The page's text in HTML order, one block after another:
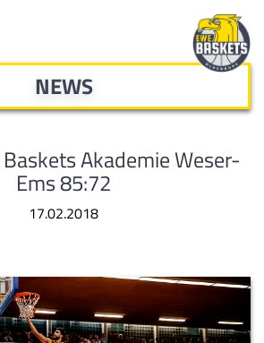
NEWS
Akademie Weser-
Ems 85:72
17.02.2018